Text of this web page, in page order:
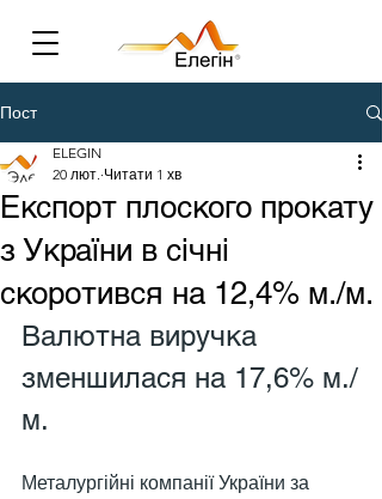
Пост
Експорт плоского прокату
з України в січні
скоротився на 12,4% м./м.
ELEGIN
20 лют. Читати 1 хв
Валютна виручка
зменшилася на 17,6% м./
м.
Металургійні компанії України за